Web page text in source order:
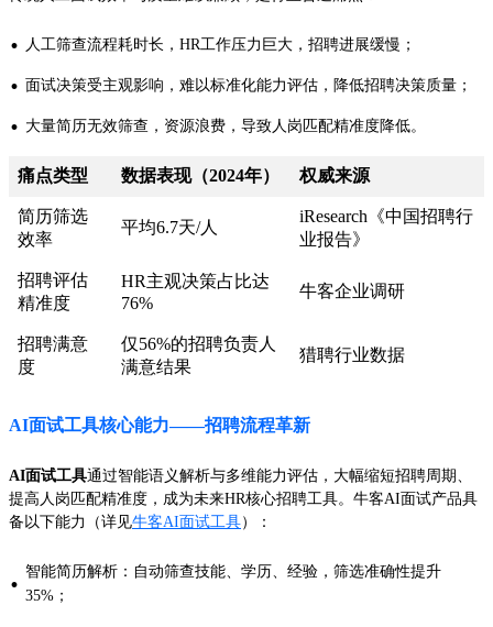
· 人工筛查流程耗时长，HR工作压力巨大，招聘进展缓慢；
· 面试决策受主观影响，难以标准化能力评估，降低招聘决策质量；
· 大量简历无效筛查，资源浪费，导致人岗匹配精准度降低。
痛点类型 数据表现（2024年） 权威来源
简历筛选
效率
平均6.7天/人
iResearch《中国招聘行
业报告》
招聘评估
精准度
HR主观决策占比达
76%
牛客企业调研
招聘满意
度
仅56%的招聘负责人
满意结果
猎聘行业数据
AI面试工具核心能力——招聘流程革新
AI面试工具通过智能语义解析与多维能力评估，大幅缩短招聘周期、
提高人岗匹配精准度，成为未来HR核心招聘工具。牛客AI面试产品具
备以下能力（详见牛客AI面试工具）：
· 智能简历解析：自动筛查技能、学历、经验，筛选准确性提升
35%；